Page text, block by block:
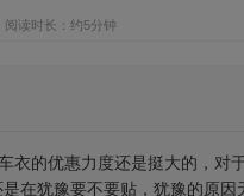
阅读时长：约5分钟
衣的优惠力度还是挺大的，对
在犹豫要不要贴，犹豫的原因